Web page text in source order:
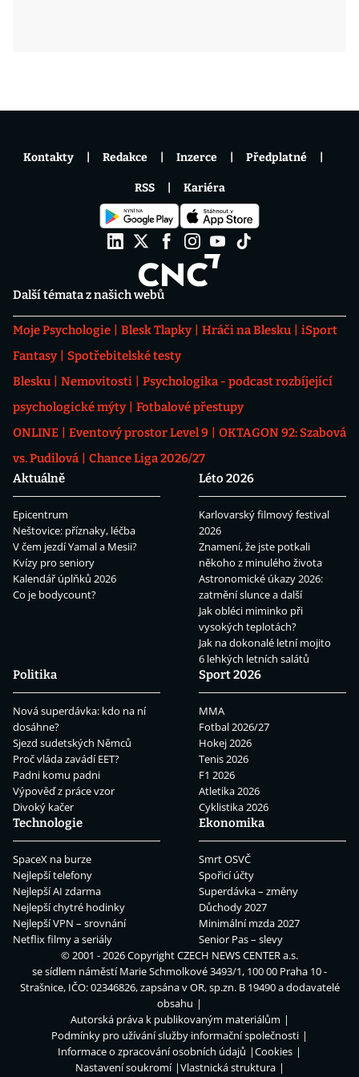
Další témata z našich webů
Moje Psychologie Blesk Tlapky Hráči na Blesku
iSport
Fantasy
Spotřebitelské testy
Blesku
Nemovitosti
Psychologika - podcast rozbíjející
psychologické mýty
Fotbalové přestupy
ONLINE
Eventový prostor Level 9
OKTAGON 92: Szabová
vs. Pudilová
Chance Liga 2026/27
Aktuálně
Epicentrum
Neštovice: příznaky, léčba
V čem jezdí Yamal a Mesii?
Kvízy pro seniory
Kalendář úplňků 2026
Co je bodycount?
Léto 2026
Karlovarský filmový festival
2026
Znamení, že jste potkali
někoho z minulého života
Astronomické úkazy 2026:
zatmění slunce a další
Jak obléci miminko při
vysokých teplotách?
Jak na dokonalé letní mojito
6 lehkých letních salátů
Politika
Nová superdávka: kdo na ní
dosáhne?
Sjezd sudetských Němců
Proč vláda zavádí EET?
Padni komu padni
Výpověď z práce vzor
Divoký kačer
Sport 2026
MMA
Fotbal 2026/27
Hokej 2026
Tenis 2026
F1 2026
Atletika 2026
Cyklistika 2026
Technologie
SpaceX na burze
Nejlepší telefony
Nejlepší AI zdarma
Nejlepší chytré hodinky
Nejlepší VPN – srovnání
Netflix filmy a seriály
Ekonomika
Smrt OSVČ
Spořicí účty
Superdávka – změny
Důchody 2027
Minimální mzda 2027
Senior Pas – slevy
Kontakty Redakce Inzerce Předplatné
RSS Kariéra
© 2001 - 2026 CopyrightCZECH NEWS CENTER a.s.
se sídlem náměstí Marie Schmolkové 3493/1, 100 00 Praha 10 -
Strašnice, IČO: 02346826, zapsána v OR, sp.zn. B 19490 a dodavatelé
obsahu
Autorská práva k publikovaným materiálům
Podmínky pro užívání služby informační společnosti
Informace o zpracování osobních údajů
Cookies
Nastavení soukromí
Vlastnická struktura